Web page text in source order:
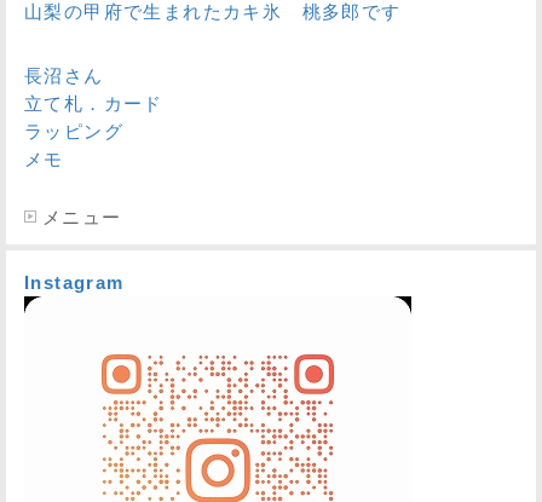
山梨の甲府で生まれたカキ氷 桃多郎です
長沼さん
立て札．カード
ラッピング
メモ
メニュー
Instagram